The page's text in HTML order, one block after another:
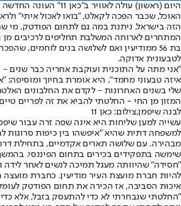
היום (ראשון) עולה לאוויר
האוכל, שכבר הפכה לקאלט, "בואו לאכול איתי"
הזה בישראל, ניתנת במה גם לתחום הפודטק. מי
המתחרים לארוחה המשלבת תחליפים לרכיבים מן
לטבעונית אדוקה.
"אני מתה על התוכנית ועוקבת אחריה כבר שנים -
איזה טבעוני מחמד", היא אומרת בחיוך ומוסיפה:
שלי בשנים האחרונות - לקדם את החלבונים
המזון מן החי - החלטתי להביא את זה לפריים
לבנה שיפמן,צילום: כאן 11
עשייה למען שליחות היא אינה שפה זרה עבור
למשפחה דתית שהיא "איפשהו בין כיפות סרוגות
מבהירה. עם שלושה תארים אקדמיים, בתחילת
שימשה בתפקידים בכירים בתחום הפיננסי.
להיות חברת מועצת העיר מודיעין. כחברת
איכות הסביבה, אז הכירה את תחום הפודטק
"החלטתי שנבחרתי לא כדי להתעסק בזבל, אלא